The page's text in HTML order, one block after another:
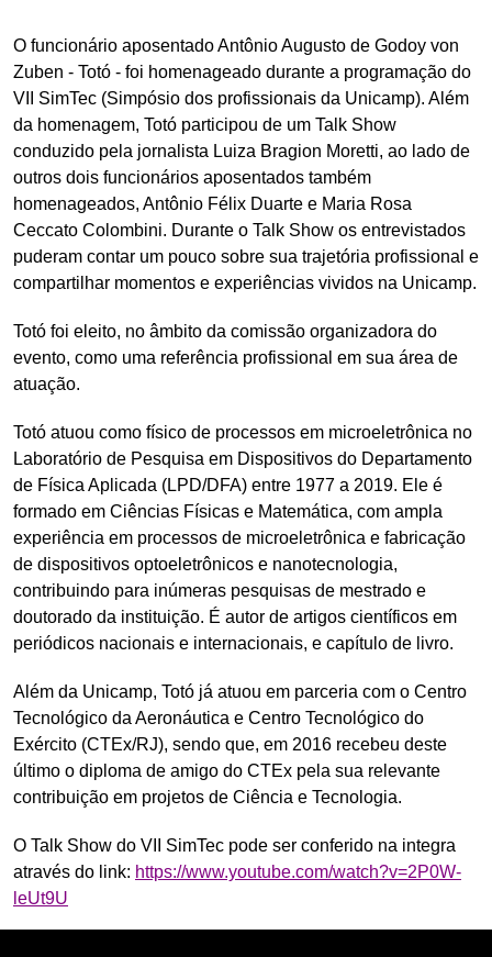
O funcionário aposentado Antônio Augusto de Godoy von
Zuben - Totó - foi homenageado durante a programação do
VII SimTec (Simpósio dos profissionais da Unicamp). Além
da homenagem, Totó participou de um Talk Show
conduzido pela jornalista Luiza Bragion Moretti, ao lado de
outros dois funcionários aposentados também
homenageados, Antônio Félix Duarte e Maria Rosa
Ceccato Colombini. Durante o Talk Show os entrevistados
puderam contar um pouco sobre sua trajetória profissional e
compartilhar momentos e experiências vividos na Unicamp.
Totó foi eleito, no âmbito da comissão organizadora do
evento, como uma referência profissional em sua área de
atuação.
Totó atuou como físico de processos em microeletrônica no
Laboratório de Pesquisa em Dispositivos do Departamento
de Física Aplicada (LPD/DFA) entre 1977 a 2019. Ele é
formado em Ciências Físicas e Matemática, com ampla
experiência em processos de microeletrônica e fabricação
de dispositivos optoeletrônicos e nanotecnologia,
contribuindo para inúmeras pesquisas de mestrado e
doutorado da instituição. É autor de artigos científicos em
periódicos nacionais e internacionais, e capítulo de livro.
Além da Unicamp, Totó já atuou em parceria com o Centro
Tecnológico da Aeronáutica e Centro Tecnológico do
Exército (CTEx/RJ), sendo que, em 2016 recebeu deste
último o diploma de amigo do CTEx pela sua relevante
contribuição em projetos de Ciência e Tecnologia.
O Talk Show do VII SimTec pode ser conferido na integra
através do link: https://www.youtube.com/watch?v=2P0W-
leUt9U